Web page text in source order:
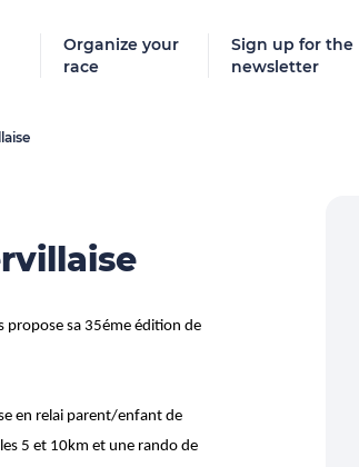
Organize your
race
Sign up for the
newsletter
propose sa 35éme édition de
en relai parent/enfant de
5 et 10km et une rando de